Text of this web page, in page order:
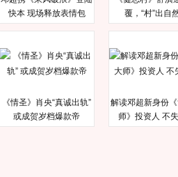
快本 现场释放表情包
覆，“村”出自
《情圣》肖央“真诚出轨”
或成贺岁档爆款帝
解读邓超新身份
师》投资人 不